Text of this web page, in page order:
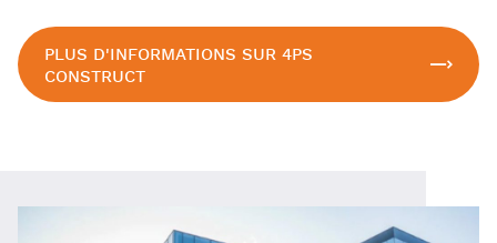
PLUS D'INFORMATIONS SUR 4PS
CONSTRUCT